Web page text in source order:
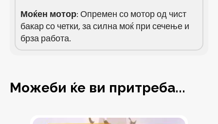
Моќен мотор: Опремен со мотор од чист
бакар со четки, за силна моќ при сечење и
брза работа.
Можеби ќе ви притреба...